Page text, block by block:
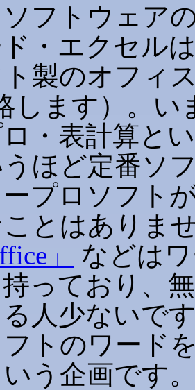
フトウェア
・エクセル
製のオフィ
します）。
・表計算と
ほど定番ソ
プロソフト
とはありま
」
などは
っており、
人少ないで
トのワード
う企画です